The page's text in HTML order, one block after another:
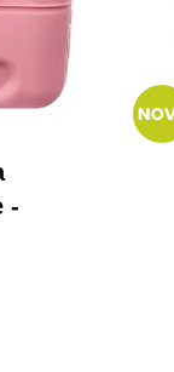
-